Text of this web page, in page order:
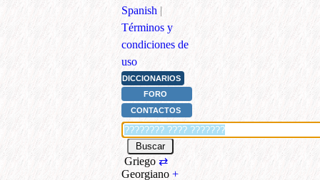
Spanish |
Términos y
condiciones de
uso
DICCIONARIOS
FORO
CONTACTOS
Griego ⇄
Georgiano +